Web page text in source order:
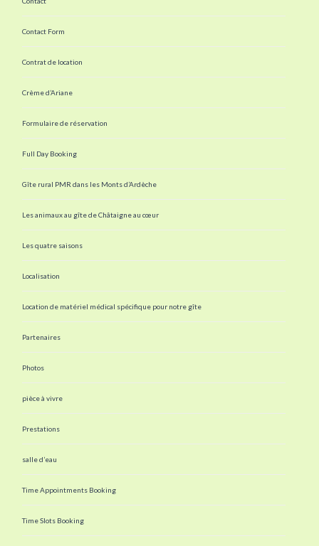
Contact Form
Contrat de location
Crème d’Ariane
Formulaire de réservation
Full Day Booking
Gîte rural PMR dans les Monts d’Ardèche
Les animaux au gîte de Châtaigne au cœur
Les quatre saisons
Localisation
Location de matériel médical spécifique pour notre gîte
Partenaires
Photos
pièce à vivre
Prestations
salle d’eau
Time Appointments Booking
Time Slots Booking